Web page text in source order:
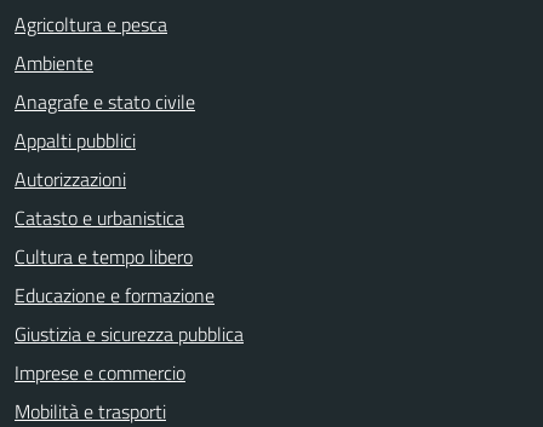
Agricoltura e pesca
Ambiente
Anagrafe e stato civile
Appalti pubblici
Autorizzazioni
Catasto e urbanistica
Cultura e tempo libero
Educazione e formazione
Giustizia e sicurezza pubblica
Imprese e commercio
Mobilità e trasporti